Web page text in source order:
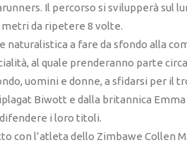
Il percorso si svilupperà sul
metri da ripetere 8 volte.
naturalistica a fare da sfondo alla
al quale prenderanno parte
uomini e donne, a sfidarsi per il
Biwott e dalla britannica Emma
i loro titoli.
con l’atleta dello Zimbawe Collen